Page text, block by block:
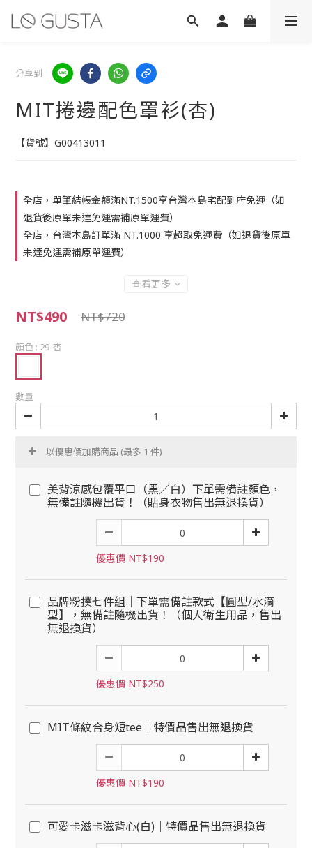
分享到
MIT捲邊配色罩衫(杏)
【貨號】G00413011
全店，單筆結帳金額滿NT.1500享台灣本島宅配到府免運（如
退貨後原單未達免運需補原單運費）
全店，台灣本島訂單滿 NT.1000 享超取免運費（如退貨後原單
未達免運需補原單運費）
查看更多
NT$490 NT$720
顏色 : 29-杏
數量
以優惠價加購商品 (最多 1 件)
美背涼感包覆平口（黑／白）下單需備註顏色，
無備註隨機出貨！（貼身衣物售出無退換貨）
優惠價 NT$190
品牌粉撲七件組｜下單需備註款式【圓型/水滴
型】，無備註隨機出貨！（個人衛生用品，售出
無退換貨）
優惠價 NT$250
MIT條紋合身短tee｜特價品售出無退換貨
優惠價 NT$190
可愛卡滋卡滋背心(白)｜特價品售出無退換貨